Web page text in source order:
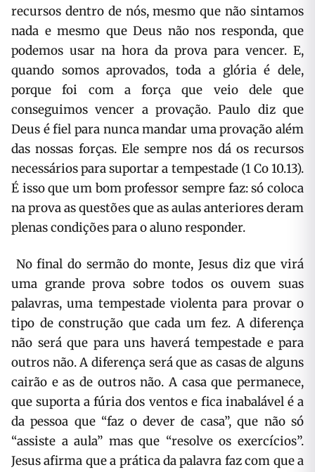
recursos dentro de nós, mesmo que não sintamos
nada e mesmo que Deus não nos responda, que
podemos usar na hora da prova para vencer. E,
quando somos aprovados, toda a glória é dele,
porque foi com a força que veio dele que
conseguimos vencer a provação. Paulo diz que
Deus é fiel para nunca mandar uma provação além
das nossas forças. Ele sempre nos dá os recursos
necessários para suportar a tempestade (1 Co 10.13).
É isso que um bom professor sempre faz: só coloca
na prova as questões que as aulas anteriores deram
plenas condições para o aluno responder.
No final do sermão do monte, Jesus diz que virá
uma grande prova sobre todos os ouvem suas
palavras, uma tempestade violenta para provar o
tipo de construção que cada um fez. A diferença
não será que para uns haverá tempestade e para
outros não. A diferença será que as casas de alguns
cairão e as de outros não. A casa que permanece,
que suporta a fúria dos ventos e fica inabalável é a
da pessoa que “faz o dever de casa”, que não só
“assiste a aula” mas que “resolve os exercícios”.
Jesus afirma que a prática da palavra faz com que a